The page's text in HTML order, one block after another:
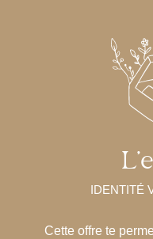
IDENTITÉ
Cette offre te